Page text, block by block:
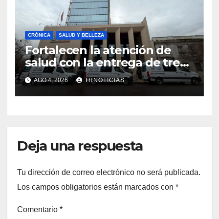
CRÓNICA SALUD Y BELLEZA
Fortalecen la atención de
salud con la entrega de tres
nuevas ambulancias para
Cauquenes y Sagrada Familia
AGO 4, 2026 TRNOTICIAS
Deja una respuesta
Tu dirección de correo electrónico no será publicada.
Los campos obligatorios están marcados con *
Comentario *